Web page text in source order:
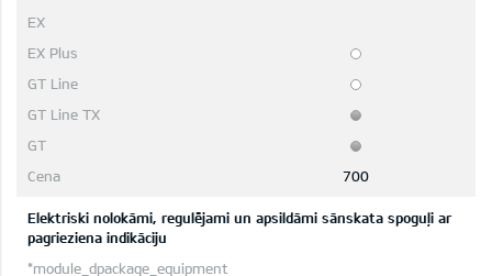
700
Elektriski nolokāmi, regulējami un apsildāmi sānskata spoguļi ar
pagrieziena indikāciju